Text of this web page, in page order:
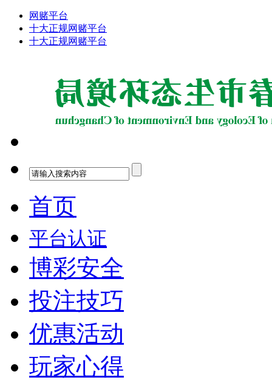
网赌平台
十大正规网赌平台
十大正规网赌平台
首页
平台认证
博彩安全
投注技巧
优惠活动
玩家心得